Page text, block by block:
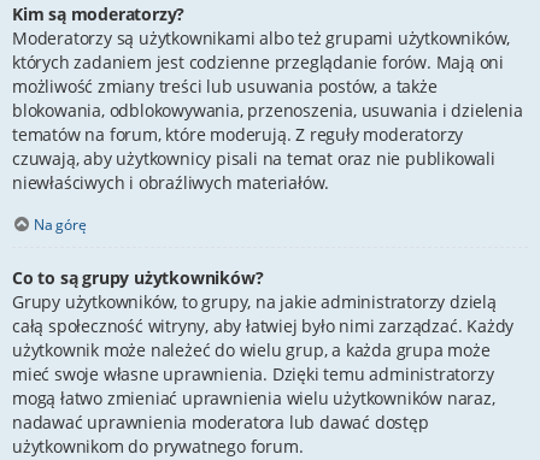
Kim są moderatorzy?
Moderatorzy są użytkownikami albo też grupami użytkowników,
których zadaniem jest codzienne przeglądanie forów. Mają oni
możliwość zmiany treści lub usuwania postów, a także
blokowania, odblokowywania, przenoszenia, usuwania i dzielenia
tematów na forum, które moderują. Z reguły moderatorzy
czuwają, aby użytkownicy pisali na temat oraz nie publikowali
niewłaściwych i obraźliwych materiałów.
Na górę
Co to są grupy użytkowników?
Grupy użytkowników, to grupy, na jakie administratorzy dzielą
całą społeczność witryny, aby łatwiej było nimi zarządzać. Każdy
użytkownik może należeć do wielu grup, a każda grupa może
mieć swoje własne uprawnienia. Dzięki temu administratorzy
mogą łatwo zmieniać uprawnienia wielu użytkowników naraz,
nadawać uprawnienia moderatora lub dawać dostęp
użytkownikom do prywatnego forum.